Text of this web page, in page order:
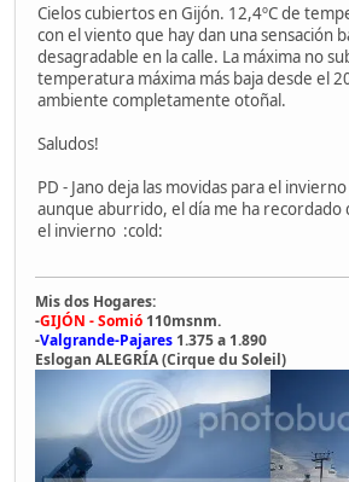
Cielos cubiertos en Gijón. 12,4ºC de
con el viento que hay dan una sensación
desagradable en la calle. La máxima no
temperatura máxima más baja desde el
ambiente completamente otoñal.
Saludos!
PD - Jano deja las movidas para el invierno
aunque aburrido, el día me ha recordado
el invierno :cold:
Mis dos Hogares:
-GIJÓN - Somió 110msnm.
-Valgrande-Pajares 1.375 a 1.890
Eslogan ALEGRÍA (Cirque du Soleil)